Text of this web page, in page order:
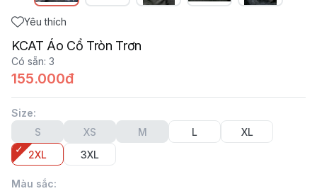
Yêu thích
KCAT Áo Cổ Tròn Trơn
Có sẵn: 3
155.000đ
Size:
S
XS M L
XL
2XL
3XL
Màu sắc: